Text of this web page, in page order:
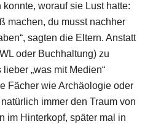
worauf sie Lust hatte:
machen, du musst nachher
sagten die Eltern. Anstatt
oder Buchhaltung) zu
„was mit Medien“
Fächer wie Archäologie oder
immer den Traum von
im Hinterkopf, später mal in